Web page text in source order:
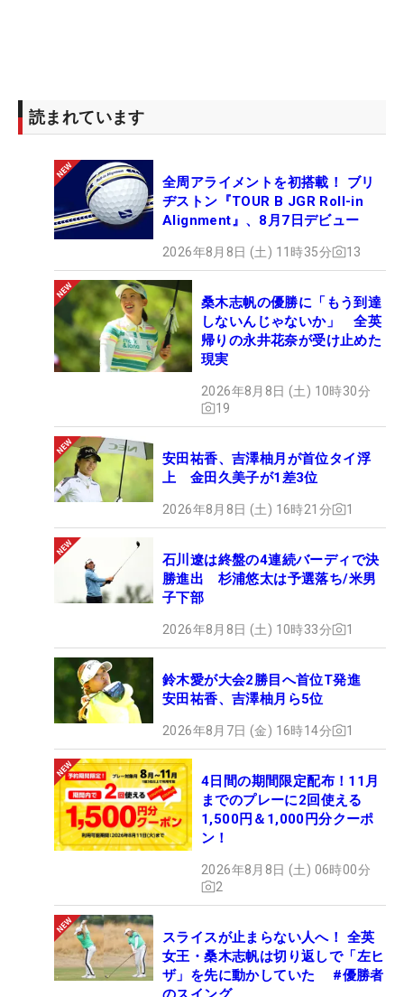
読まれています
全周アライメントを初搭載！ ブリ
ヂストン『TOUR B JGR Roll-in
Alignment』、8月7日デビュー
2026年8月8日 (土) 11時35分 13
桑木志帆の優勝に「もう到達
しないんじゃないか」 全英
帰りの永井花奈が受け止めた
現実
2026年8月8日 (土) 10時30分
19
安田祐香、吉澤柚月が首位タイ浮
上 金田久美子が1差3位
2026年8月8日 (土) 16時21分 1
石川遼は終盤の4連続バーディで決
勝進出 杉浦悠太は予選落ち/米男
子下部
2026年8月8日 (土) 10時33分 1
鈴木愛が大会2勝目へ首位T発進
安田祐香、吉澤柚月ら5位
2026年8月7日 (金) 16時14分 1
4日間の期間限定配布！11月
までのプレーに2回使える
1,500円＆1,000円分クーポ
ン！
2026年8月8日 (土) 06時00分
2
スライスが止まらない人へ！ 全英
女王・桑木志帆は切り返しで「左ヒ
ザ」を先に動かしていた #優勝者